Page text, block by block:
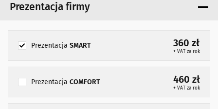
Prezentacja firmy
Prezentacja SMART 360 zł
+ VAT za rok
Prezentacja COMFORT 460 zł
+ VAT za rok